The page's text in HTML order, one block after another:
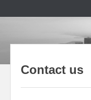
Zum
springen
Contact us